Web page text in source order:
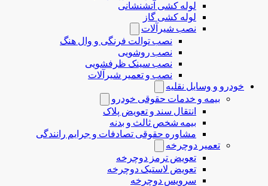
لوله کشی آتشنشانی
لوله کشی گاز
نصب شیرآلات
نصب توالت فرنگی و وال هنگ
نصب روشویی
نصب سینک ظرفشویی
نصب و تعمیر شیرآلات
خودرو و وسایل نقلیه
بیمه و خدمات حقوقی خودرو
انتقال سند و تعویض پلاک
بیمه شخص ثالث و بدنه
مشاوره حقوقی تصادفات و جرایم رانندگی
تعمیر دوچرخه
تعویض ترمز دوچرخه
تعویض لاستیک دوچرخه
سرویس دوچرخه